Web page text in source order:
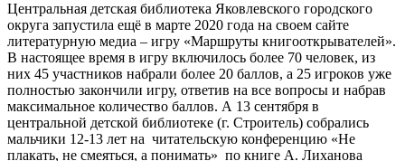
Центральная детская библиотека Яковлевского городского
округа запустила ещё в марте 2020 года на своем сайте
литературную медиа – игру «Маршруты книгооткрывателей».
В настоящее время в игру включилось более 70 человек, из
них 45 участников набрали более 20 баллов, а 25 игроков уже
полностью закончили игру, ответив на все вопросы и набрав
максимальное количество баллов. А 13 сентября в
центральной детской библиотеке (г. Строитель) собрались
мальчики 12-13 лет на читательскую конференцию «Не
плакать, не смеяться, а понимать» по книге А. Лиханова